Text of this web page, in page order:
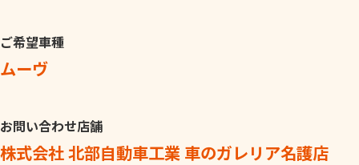
ご希望車種
ムーヴ
お問い合わせ店舗
株式会社 北部自動車工業 車のガレリア名護店